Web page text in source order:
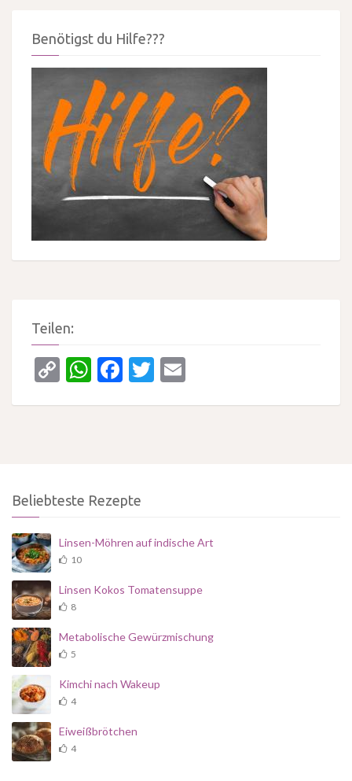
Benötigst du Hilfe???
Teilen:
CopyWhatsApp
Facebook
Twitter
Beliebteste Rezepte
Linsen-Möhren auf indische Art
10
Linsen Kokos Tomatensuppe
8
Metabolische Gewürzmischung
5
Kimchi nach Wakeup
4
Eiweißbrötchen
4